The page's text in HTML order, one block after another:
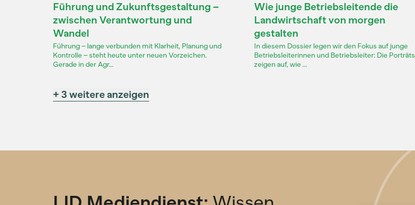
Führung und Zukunftsgestaltung –
zwischen Verantwortung und
Wandel
Führung – lange verbunden mit Klarheit, Planung und
Kontrolle – steht heute unter neuen Vorzeichen.
Gerade in der Agr...
Wie junge Betriebsleitende die
Landwirtschaft von morgen
gestalten
In diesem Dossier legen wir den Fokus auf junge
Betriebsleiterinnen und Betriebsleiter: Die Porträts
zeigen auf, wie ...
+ 3 weitere anzeigen